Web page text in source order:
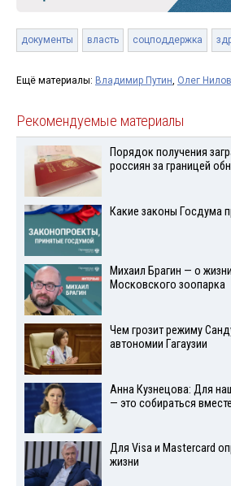
документы власть соцподдержка
Ещё материалы: Владимир Путин, Олег Нилов
Рекомендуемые материалы
Порядок получения
россиян за границей
Какие законы Госдума
Михаил Брагин — о
Московского зоопарка
Чем грозит режиму
автономии Гагаузии
Анна Кузнецова: Для
— это собираться вместе
Для Visа и Mastercard
жизни